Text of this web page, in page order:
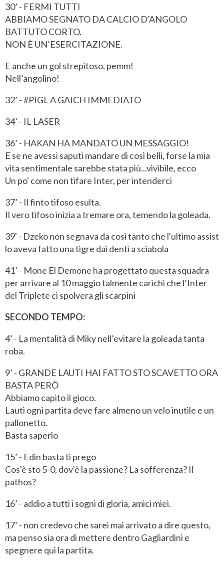
30’ - FERMI TUTTI
ABBIAMO SEGNATO DA CALCIO D’ANGOLO
BATTUTO CORTO.
NON È UN’ESERCITAZIONE.
E anche un gol strepitoso, pemm!
Nell’angolino!
32’ - #PIGL A GAICH IMMEDIATO
34’ - IL LASER
36’ - HAKAN HA MANDATO UN MESSAGGIO!
E se ne avessi saputi mandare di così belli, forse la mia
vita sentimentale sarebbe stata più...vivibile, ecco
Un po' come non tifare Inter, per intenderci
37’ - Il finto tifoso esulta.
Il vero tifoso inizia a tremare ora, temendo la goleada.
39' - Dzeko non segnava da così tanto che l'ultimo assist
lo aveva fatto una tigre dai denti a sciabola
41’ - Mone El Demone ha progettato questa squadra
per arrivare al 10 maggio talmente carichi che l’Inter
del Triplete ci spolvera gli scarpini
SECONDO TEMPO:
4’ - La mentalità di Miky nell’evitare la goleada tanta
roba.
9’ - GRANDE LAUTI HAI FATTO STO SCAVETTO ORA
BASTA PERÒ
Abbiamo capito il gioco.
Lauti ogni partita deve fare almeno un velo inutile e un
pallonetto.
Basta saperlo
15’ - Edin basta ti prego
Cos'è sto 5-0, dov'è la passione? La sofferenza? Il
pathos?
16’ - addio a tutti i sogni di gloria, amici miei.
17’ - non credevo che sarei mai arrivato a dire questo,
ma penso sia ora di mettere dentro Gagliardini e
spegnere qui la partita.